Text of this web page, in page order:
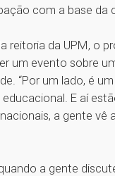
com a base da
reitoria da UPM, o
um evento sobre
“Por um lado, é
E aí
a gente vê
a gente